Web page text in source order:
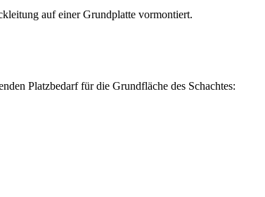
auf einer Grundplatte vormontiert.
Platzbedarf für die Grundfläche des Schachtes: